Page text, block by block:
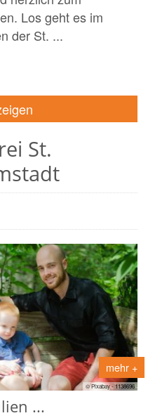
Los geht es im
der St. ...
St.
mehr +
© Pixabay - 1138696
...